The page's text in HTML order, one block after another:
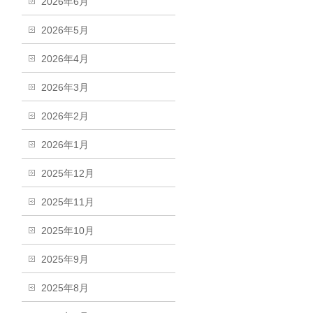
2026年5月
2026年4月
2026年3月
2026年2月
2026年1月
2025年12月
2025年11月
2025年10月
2025年9月
2025年8月